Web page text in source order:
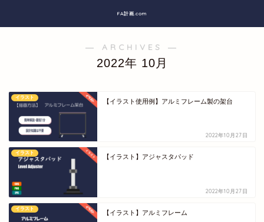
FA計画.com
― ARCHIVES ―
2022年 10月
イラスト
【イラスト使用例】アルミフレーム製の架台
2022年10月27日
イラスト
【イラスト】アジャスタパッド
2022年10月27日
イラスト
【イラスト】アルミフレーム